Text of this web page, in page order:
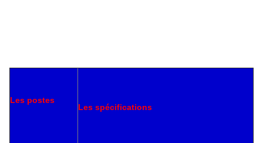
Les postes
Les spécifications